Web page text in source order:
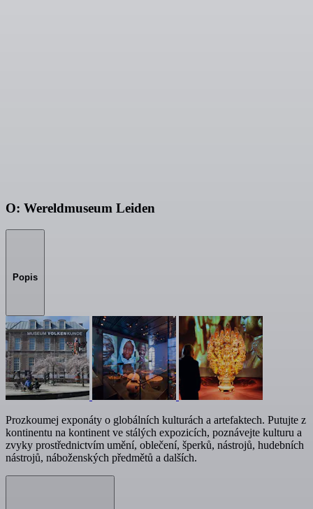
O: Wereldmuseum Leiden
Popis
Prozkoumej exponáty o globálních kulturách a artefaktech. Putujte z
kontinentu na kontinent ve stálých expozicích, poznávejte kulturu a
zvyky prostřednictvím umění, oblečení, šperků, nástrojů, hudebních
nástrojů, náboženských předmětů a dalších.